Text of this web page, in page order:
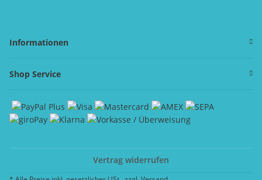
Informationen
Shop Service
Vertrag widerrufen